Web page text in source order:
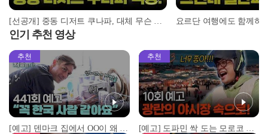
[선공개] 중동 디저트 쿠나파, 대체 무슨 맛이길래...?
인기 추천 영상
추천
[예고] 덴마크 집에서 OO이 왜 나와...? 이상할 정도로 한국을 사랑하는 우리 형을 제보합니다!
추천
[예고] 도파민 싹 도는 모로코 야시장 투어!